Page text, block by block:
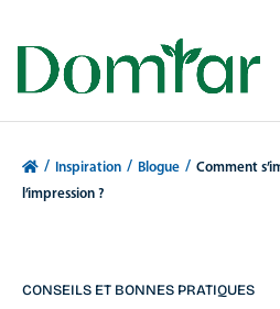
/ Inspiration / Blogue / Comment
l’impression ?
CONSEILS ET BONNES PRATIQUES